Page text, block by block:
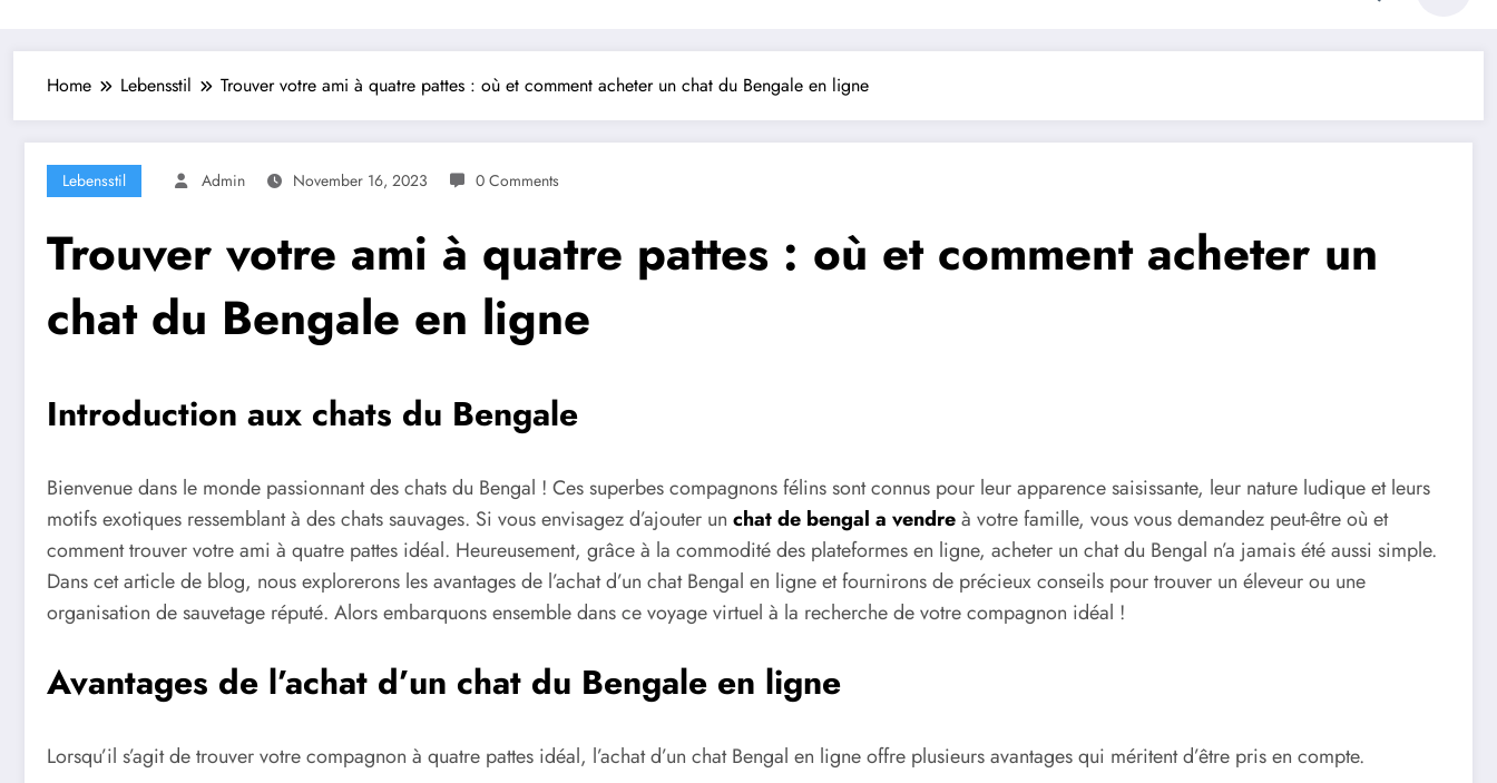
Home Lebensstil Trouver votre ami à quatre pattes : où et comment acheter un chat du Bengale en ligne
Lebensstil Admin November 16, 2023 0 Comments
Trouver votre ami à quatre pattes : où et comment acheter un
chat du Bengale en ligne
Introduction aux chats du Bengale
Bienvenue dans le monde passionnant des chats du Bengal ! Ces superbes compagnons félins sont connus pour leur apparence saisissante, leur nature ludique et leurs
motifs exotiques ressemblant à des chats sauvages. Si vous envisagez d’ajouter un chat de bengal a vendreà votre famille, vous vous demandez peut-être où et
comment trouver votre ami à quatre pattes idéal. Heureusement, grâce à la commodité des plateformes en ligne, acheter un chat du Bengal n’a jamais été aussi simple.
Dans cet article de blog, nous explorerons les avantages de l’achat d’un chat Bengal en ligne et fournirons de précieux conseils pour trouver un éleveur ou une
organisation de sauvetage réputé. Alors embarquons ensemble dans ce voyage virtuel à la recherche de votre compagnon idéal !
Avantages de l’achat d’un chat du Bengale en ligne
Lorsqu’il s’agit de trouver votre compagnon à quatre pattes idéal, l’achat d’un chat Bengal en ligne offre plusieurs avantages qui méritent d’être pris en compte.